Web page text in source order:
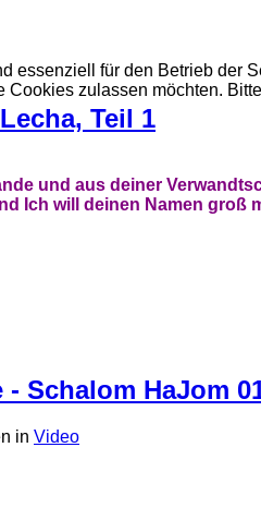
Teil 1
und aus deiner
Ich will deinen Namen groß
Schalom HaJom
in Video
essenziell für den Betrieb der
zulassen möchten.